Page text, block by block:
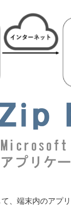
、端末内のアプ